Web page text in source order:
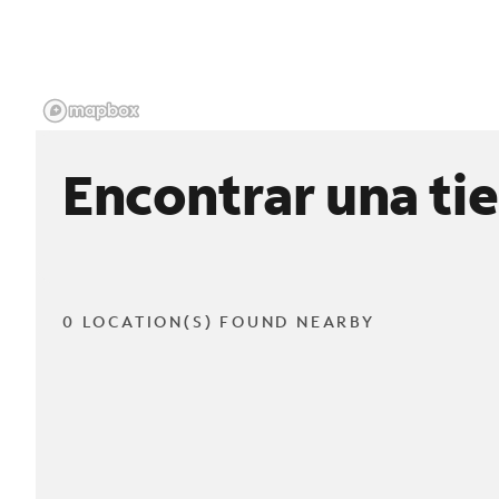
Encontrar una
0 LOCATION(S) FOUND NEARBY